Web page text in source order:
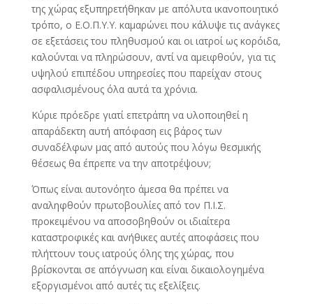
της χώρας εξυπηρετήθηκαν με απόλυτα ικανοποιητικό
τρόπο, ο Ε.Ο.Π.Υ.Υ. καμαρώνει που κάλυψε τις ανάγκες
σε εξετάσεις του πληθυσμού και οι ιατροί ως κορόιδα,
καλούνται να πληρώσουν, αντί να αμειφθούν, για τις
υψηλού επιπέδου υπηρεσίες που παρείχαν στους
ασφαλισμένους όλα αυτά τα χρόνια.
Κύριε πρόεδρε γιατί επετράπη να υλοποιηθεί η
απαράδεκτη αυτή απόφαση εις βάρος των
συναδέλφων μας από αυτούς που λόγω θεσμικής
θέσεως θα έπρεπε να την αποτρέψουν;
Όπως είναι αυτονόητο άμεσα θα πρέπει να
αναληφθούν πρωτοβουλίες από τον Π.Ι.Σ.
προκειμένου να αποσοβηθούν οι ιδιαίτερα
καταστροφικές και ανήθικες αυτές αποφάσεις που
πλήττουν τους ιατρούς όλης της χώρας, που
βρίσκονται σε απόγνωση και είναι δικαιολογημένα
εξοργισμένοι από αυτές τις εξελίξεις.